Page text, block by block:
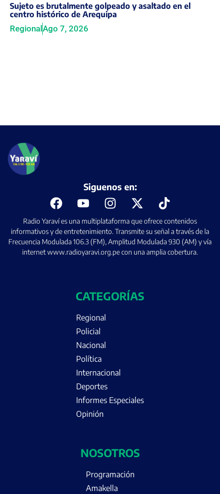
Sujeto es brutalmente golpeado y asaltado en el
centro histórico de Arequipa
RegionalAgo 7, 2026
Radio Yaraví es una multiplataforma que ofrece contenidos
informativos y de entretenimiento. Transmite su señal a través de la
Frecuencia Modulada 106.3 (FM), Amplitud Modulada 930 (AM) y vía
internet www.radioyaravi.org.pe con una amplia cobertura.
Siguenos en:
CATEGORÍAS
Regional
Policial
Nacional
Política
Internacional
Deportes
Informes Especiales
Opinión
NOSOTROS
Programación
Amakella